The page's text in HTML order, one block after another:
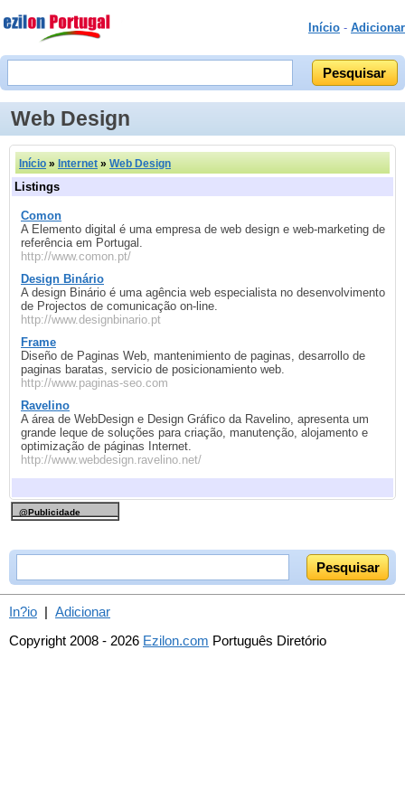
Início - Adicionar
Web Design
Início » Internet » Web Design
Listings
Comon
A Elemento digital é uma empresa de web design e web-marketing de
referência em Portugal.
http://www.comon.pt/
Design Binário
A design Binário é uma agência web especialista no desenvolvimento
de Projectos de comunicação on-line.
http://www.designbinario.pt
Frame
Diseño de Paginas Web, mantenimiento de paginas, desarrollo de
paginas baratas, servicio de posicionamiento web.
http://www.paginas-seo.com
Ravelino
A área de WebDesign e Design Gráfico da Ravelino, apresenta um
grande leque de soluções para criação, manutenção, alojamento e
optimização de páginas Internet.
http://www.webdesign.ravelino.net/
@Publicidade
In?io | Adicionar
Copyright 2008 - 2026 Ezilon.com Português Diretório